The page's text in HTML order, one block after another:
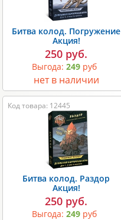
Битва колод. Погружение
Акция!
250 руб.
Выгода:249 руб
нет в наличии
Код товара: 12445
Битва колод. Раздор
Акция!
250 руб.
Выгода:249 руб